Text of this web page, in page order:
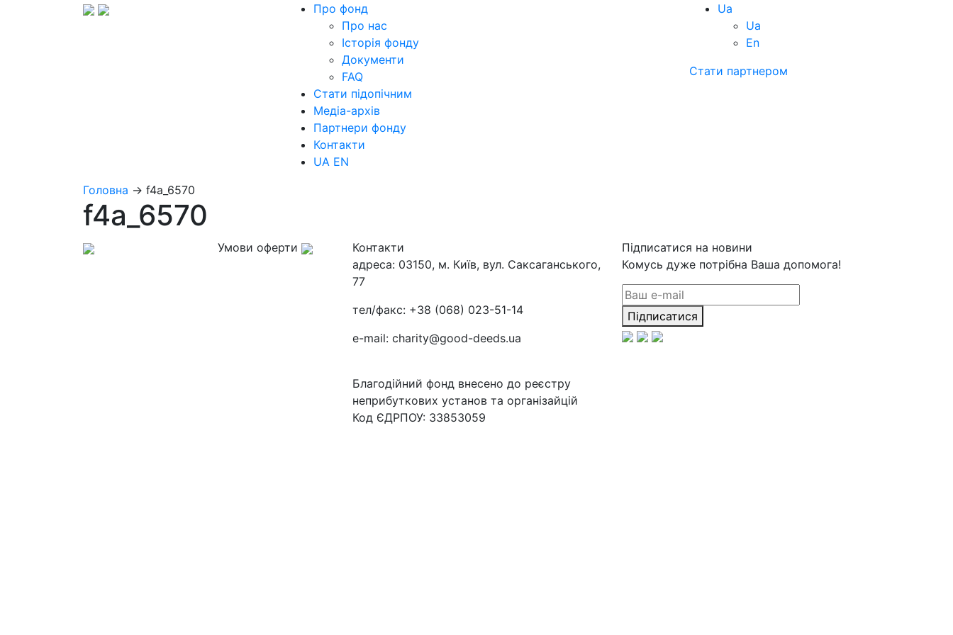
Про фонд
Про нас
Історія фонду
Документи
FAQ
Стати підопічним
Медіа-архів
Партнери фонду
Контакти
UA EN
Ua
Ua
En
Стати партнером
Головна → f4a_6570
f4a_6570
Умови оферти
Контакти
адреса: 03150, м. Київ, вул. Саксаганського,
77
тел/факс: +38 (068) 023-51-14
e-mail: charity@good-deeds.ua
Благодійний фонд внесено до реєстру
неприбуткових установ та організайцій
Код ЄДРПОУ: 33853059
Підписатися на новини
Комусь дуже потрібна Ваша допомога!
Підписатися